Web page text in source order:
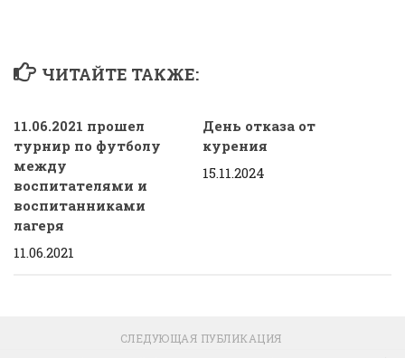
ЧИТАЙТЕ ТАКЖЕ:
11.06.2021 прошел
турнир по футболу
между
воспитателями и
воспитанниками
лагеря
11.06.2021
День отказа от
курения
15.11.2024
СЛЕДУЮЩАЯ ПУБЛИКАЦИЯ